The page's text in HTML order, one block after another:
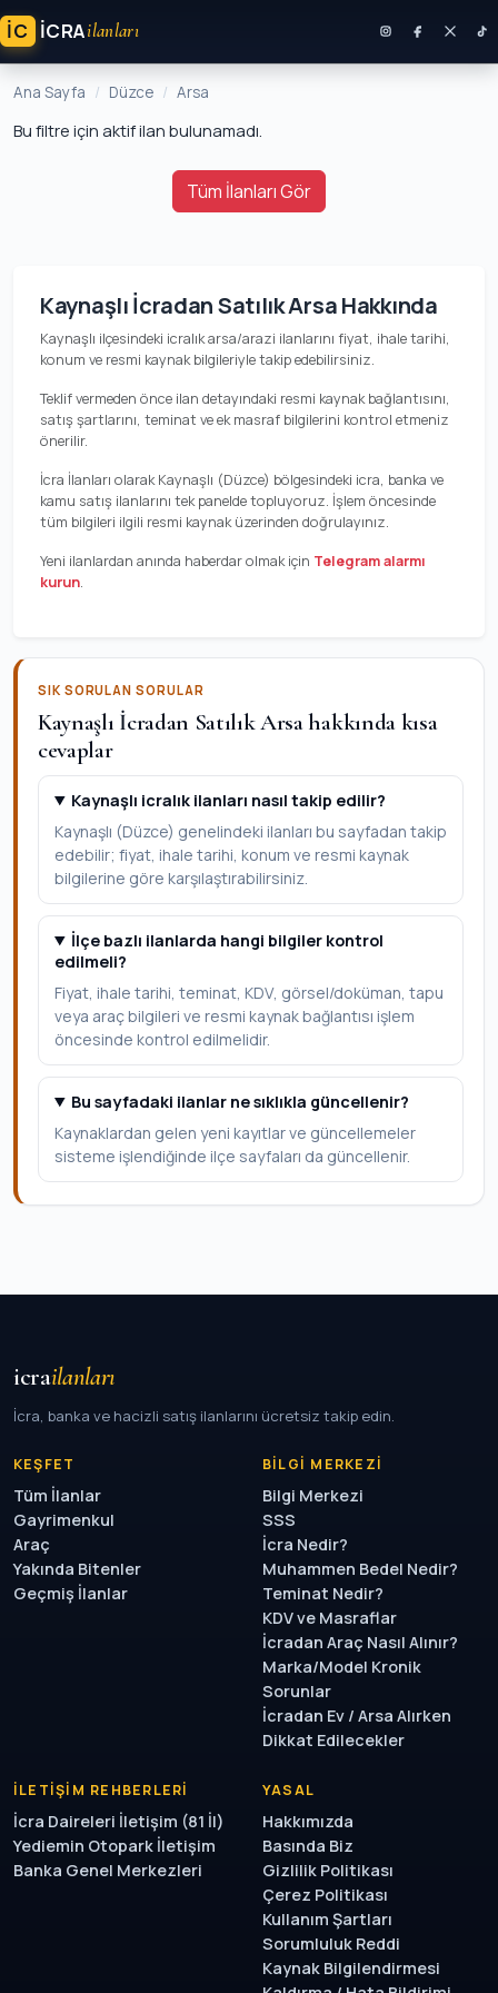
İC ICRAilanları
Ana Sayfa Düzce Arsa
Bu filtre için aktif ilan bulunamadı.
Tüm İlanları Gör
Kaynaşlı İcradan Satılık Arsa Hakkında
Kaynaşlı ilçesindeki icralık arsa/arazi ilanlarını fiyat, ihale tarihi,
konum ve resmi kaynak bilgileriyle takip edebilirsiniz.
Teklif vermeden önce ilan detayındaki resmi kaynak bağlantısını,
satış şartlarını, teminat ve ek masraf bilgilerini kontrol etmeniz
önerilir.
İcra İlanları olarak Kaynaşlı (Düzce) bölgesindeki icra, banka ve
kamu satış ilanlarını tek panelde topluyoruz. İşlem öncesinde
tüm bilgileri ilgili resmi kaynak üzerinden doğrulayınız.
Yeni ilanlardan anında haberdar olmak için Telegram alarmı
kurun.
SIK SORULAN SORULAR
Kaynaşlı İcradan Satılık Arsa hakkında kısa
cevaplar
Kaynaşlı icralık ilanları nasıl takip edilir?
Kaynaşlı (Düzce) genelindeki ilanları bu sayfadan takip
edebilir; fiyat, ihale tarihi, konum ve resmi kaynak
bilgilerine göre karşılaştırabilirsiniz.
İlçe bazlı ilanlarda hangi bilgiler kontrol
edilmeli?
Fiyat, ihale tarihi, teminat, KDV, görsel/doküman, tapu
veya araç bilgileri ve resmi kaynak bağlantısı işlem
öncesinde kontrol edilmelidir.
Bu sayfadaki ilanlar ne sıklıkla güncellenir?
Kaynaklardan gelen yeni kayıtlar ve güncellemeler
sisteme işlendiğinde ilçe sayfaları da güncellenir.
icrailanları
İcra, banka ve hacizli satış ilanlarını ücretsiz takip edin.
KEŞFET
Tüm İlanlar
Gayrimenkul
Araç
Yakında Bitenler
Geçmiş İlanlar
BILGI MERKEZI
Bilgi Merkezi
SSS
İcra Nedir?
Muhammen Bedel Nedir?
Teminat Nedir?
KDV ve Masraflar
İcradan Araç Nasıl Alınır?
Marka/Model Kronik
Sorunlar
İcradan Ev / Arsa Alırken
Dikkat Edilecekler
İLETIŞIM REHBERLERI
İcra Daireleri İletişim (81 İl)
Yediemin Otopark İletişim
Banka Genel Merkezleri
YASAL
Hakkımızda
Basında Biz
Gizlilik Politikası
Çerez Politikası
Kullanım Şartları
Sorumluluk Reddi
Kaynak Bilgilendirmesi